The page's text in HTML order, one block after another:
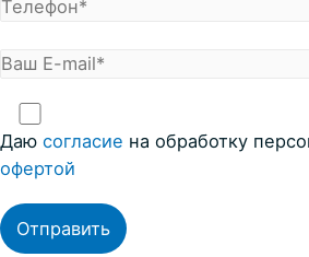
Даю согласие на обработку
офертой